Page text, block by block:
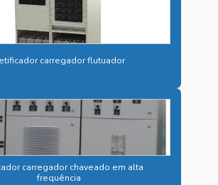
ÁCIDAS ESTACIONÁRIAS
PREÇO
SOLAR
DE ENERGIA
carregador flutuador
carregador chaveado em alta
frequência